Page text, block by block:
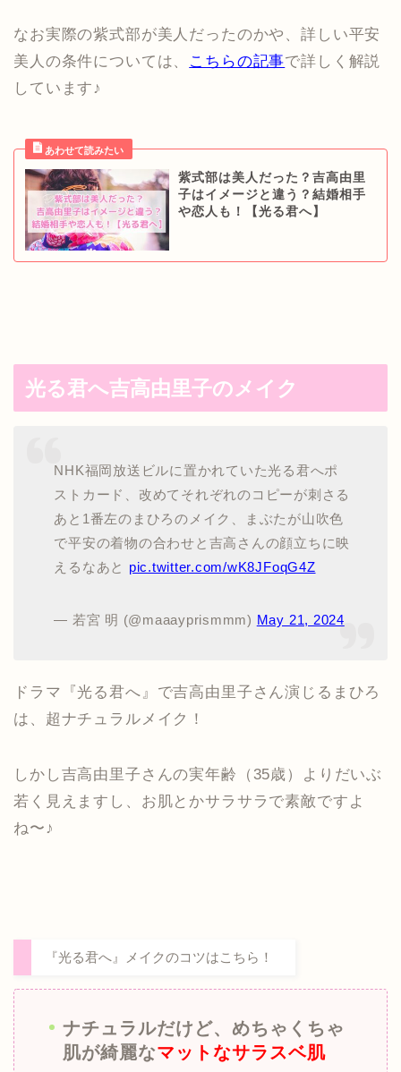
なお実際の紫式部が美人だったのかや、詳しい平安
美人の条件については、 こちらの記事で詳しく解説
しています♪
紫式部は美人だった？吉高由里
子はイメージと違う？結婚相手
や恋人も！【光る君へ】
光る君へ吉高由里子のメイク
NHK福岡放送ビルに置かれていた光る君へポ
ストカード、改めてそれぞれのコピーが刺さる
あと1番左のまひろのメイク、まぶたが山吹色
で平安の着物の合わせと吉高さんの顔立ちに映
えるなあと pic.twitter.com/wK8JFoqG4Z
— 若宮 明 (@maaayprismmm) May 21, 2024
ドラマ『光る君へ』で吉高由里子さん演じるまひろ
は、超ナチュラルメイク！
しかし吉高由里子さんの実年齢（35歳）よりだいぶ
若く見えますし、お肌とかサラサラで素敵ですよ
ね〜♪
『光る君へ』メイクのコツはこちら！
ナチュラルだけど、めちゃくちゃ
肌が綺麗なマットなサラスベ肌